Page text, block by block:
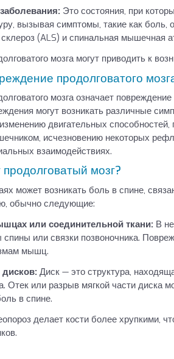
Это состояния, при
вызывая симптомы, такие как
(ALS) и спинальная мышечная
мозга могут приводить к
продолговатого
мозга означает
могут возникать различные
двигательных
исчезновению некоторых
взаимодействиях.
мозг?
может возникать боль в спине,
обычно следующие:
или соединительной ткани: В
или связки позвоночника.
мышц.
дисков:Диск — это структура,
Отек или разрыв мягкой части диска
в спине.
делает кости более хрупкими,